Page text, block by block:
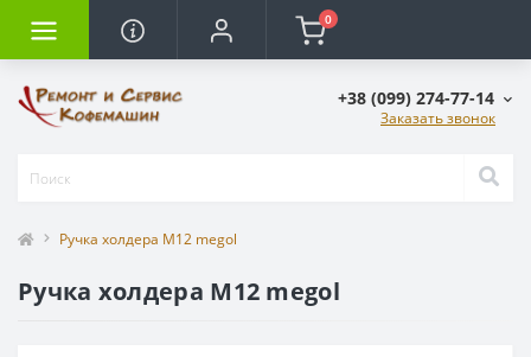
0
+38 (099) 274-77-14
Заказать звонок
Ручка холдера М12 megol
Ручка холдера М12 megol